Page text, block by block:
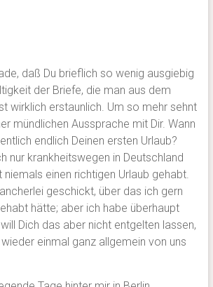
daß Du brieflich so wenig ausgiebig
der Briefe, die man aus dem
wirklich erstaunlich. Um so mehr sehnt
mündlichen Aussprache mit Dir. Wann
endlich Deinen ersten Urlaub?
nur krankheitswegen in Deutschland
niemals einen richtigen Urlaub gehabt.
geschickt, über das ich gern
hätte; aber ich habe überhaupt
Dich das aber nicht entgelten lassen,
einmal ganz allgemein von uns